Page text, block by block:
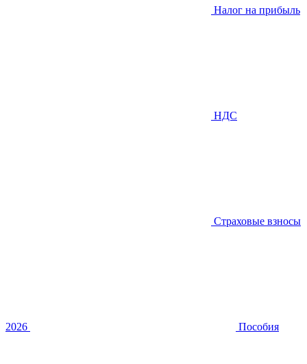
Налог на прибыль
НДС
Страховые взносы
2026 Пособия